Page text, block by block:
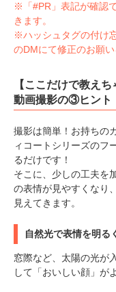
※「#PR」表記が確認
きます。
※ハッシュタグの付け
のDMにて修正のお願
【ここだけで教え
動画撮影の③ヒント
撮影は簡単！お持ちの
ィコートシリーズのフ
るだけです！
そこに、少しの工夫を
の表情が見やすくなり
見えてきます。
自然光で表情を明る
窓際など、太陽の光が
して「おいしい顔」が